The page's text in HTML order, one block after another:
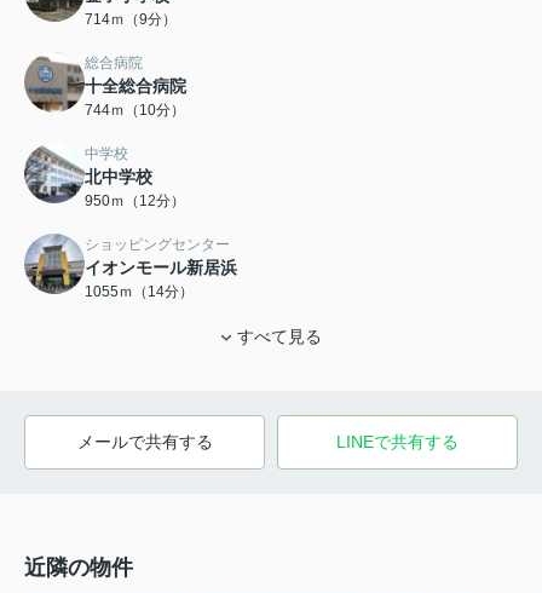
714ｍ（9分）
総合病院
十全総合病院
744ｍ（10分）
中学校
北中学校
950ｍ（12分）
ショッピングセンター
イオンモール新居浜
1055ｍ（14分）
すべて見る
メールで共有する LINEで共有する
近隣の物件